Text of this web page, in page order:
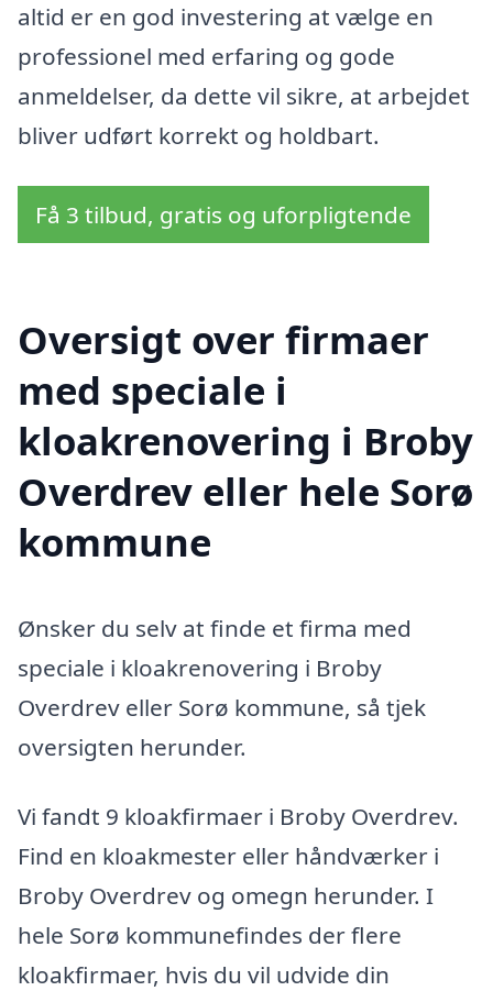
altid er en god investering at vælge en
professionel med erfaring og gode
anmeldelser, da dette vil sikre, at arbejdet
bliver udført korrekt og holdbart.
Få 3 tilbud, gratis og uforpligtende
Oversigt over firmaer
med speciale i
kloakrenovering i Broby
Overdrev eller hele Sorø
kommune
Ønsker du selv at finde et firma med
speciale i kloakrenovering i Broby
Overdrev eller Sorø kommune, så tjek
oversigten herunder.
Vi fandt 9 kloakfirmaer i Broby Overdrev.
Find en kloakmester eller håndværker i
Broby Overdrev og omegn herunder. I
hele Sorø kommunefindes der flere
kloakfirmaer, hvis du vil udvide din